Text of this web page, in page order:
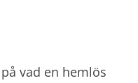
vad en hemlös